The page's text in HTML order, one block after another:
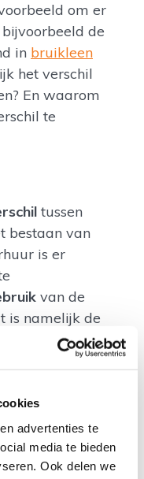
advertenties te
media te bieden
Ook delen we
om er
de
in bruikleen
het verschil
En waarom
te
tussen
bestaan van
is er
van de
is namelijk de
van de
grond dus
heet dat om
dus om